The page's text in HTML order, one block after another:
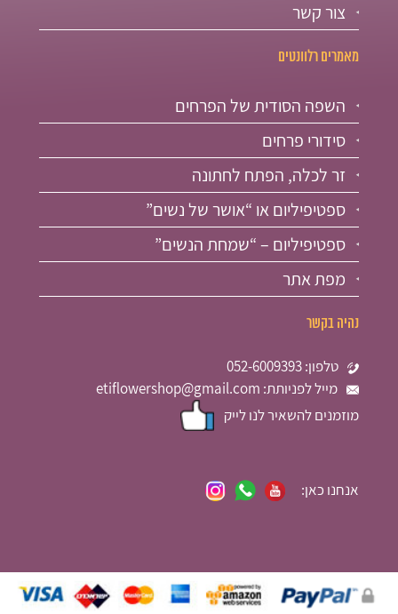
צור קשר
מאמרים רלוונטים
השפה הסודית של הפרחים
סידורי פרחים
זר לכלה, הפתח לחתונה
ספטיפיליום או “אושר של נשים”
ספטיפיליום – “שמחת הנשים”
מפת אתר
נהיה בקשר
טלפון: 052-6009393
מייל לפניותת: etiflowershop@gmail.com
מוזמנים להשאיר לנו לייק
אנחנו כאן: